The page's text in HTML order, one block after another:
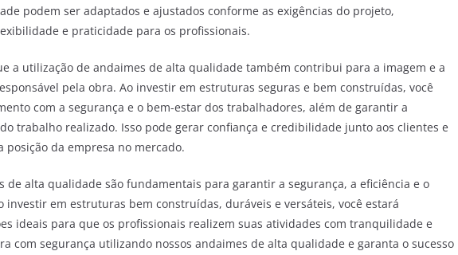
podem ser adaptados e ajustados conforme as exigências do projeto,
e praticidade para os profissionais.
a utilização de andaimes de alta qualidade também contribui para a imagem e a
pela obra. Ao investir em estruturas seguras e bem construídas, você
com a segurança e o bem-estar dos trabalhadores, além de garantir a
trabalho realizado. Isso pode gerar confiança e credibilidade junto aos clientes e
posição da empresa no mercado.
de alta qualidade são fundamentais para garantir a segurança, a eficiência e o
investir em estruturas bem construídas, duráveis e versáteis, você estará
ideais para que os profissionais realizem suas atividades com tranquilidade e
com segurança utilizando nossos andaimes de alta qualidade e garanta o sucesso